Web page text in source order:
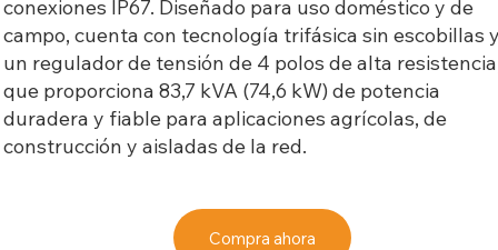
conexiones IP67. Diseñado para uso doméstico y de
campo, cuenta con tecnología trifásica sin escobillas
un regulador de tensión de 4 polos de alta
que proporciona 83,7 kVA (74,6 kW) de potencia
duradera y fiable para aplicaciones agrícolas, de
construcción y aisladas de la red.
Compra ahora